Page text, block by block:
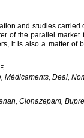
and studies carried
of the parallel
it is also a matter of
Médicaments, Deal,
Clonazepam,